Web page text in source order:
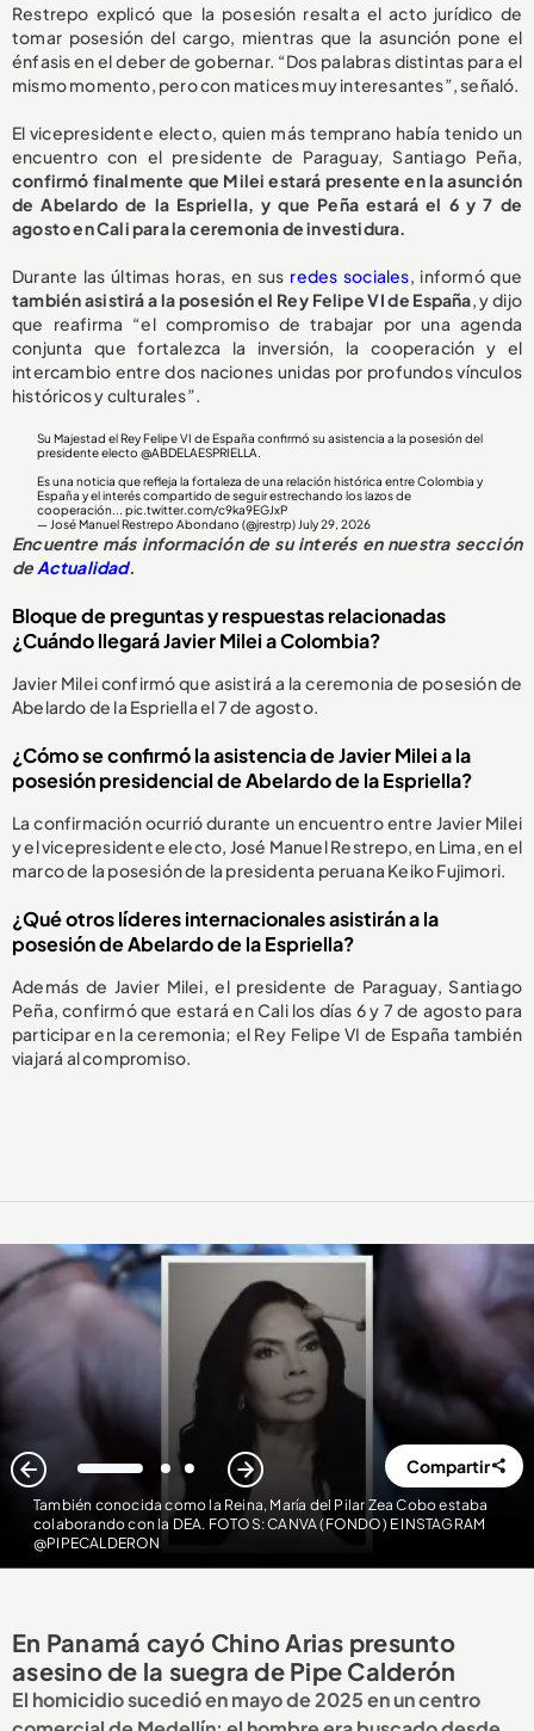
Restrepo explicó que la posesión resalta el acto jurídico de
tomar posesión del cargo, mientras que la asunción pone el
énfasis en el deber de gobernar. “Dos palabras distintas para el
mismo momento, pero con matices muy interesantes”, señaló.
El vicepresidente electo, quien más temprano había tenido un
encuentro con el presidente de Paraguay, Santiago Peña,
confirmó finalmente que Milei estará presente en la asunción
de Abelardo de la Espriella, y que Peña estará el 6 y 7 de
agosto en Cali para la ceremonia de investidura.
Durante las últimas horas, en sus redes sociales, informó que
también asistirá a la posesión el Rey Felipe VI de España, y dijo
que reafirma “el compromiso de trabajar por una agenda
conjunta que fortalezca la inversión, la cooperación y el
intercambio entre dos naciones unidas por profundos vínculos
históricos y culturales”.
Su Majestad el Rey Felipe VI de España confirmó su asistencia a la posesión del
presidente electo@ABDELAESPRIELLA
Es una noticia que refleja la fortaleza de una relación histórica entre Colombia y
España y el interés compartido de seguir estrechando los lazos de
cooperación...pic.twitter.com/c9ka9EGJxP
— José Manuel Restrepo Abondano (@jrestrp) July 29, 2026
Encuentre más información de su interés en nuestra sección
deActualidad.
Bloque de preguntas y respuestas relacionadas
¿Cuándo llegará Javier Milei a Colombia?
Javier Milei confirmó que asistirá a la ceremonia de posesión de
Abelardo de la Espriella el 7 de agosto.
¿Cómo se confirmó la asistencia de Javier Milei a la
posesión presidencial de Abelardo de la Espriella?
La confirmación ocurrió durante un encuentro entre Javier Milei
y el vicepresidente electo, José Manuel Restrepo, en Lima, en el
marco de la posesión de la presidenta peruana Keiko Fujimori.
¿Qué otros líderes internacionales asistirán a la
posesión de Abelardo de la Espriella?
Además de Javier Milei, el presidente de Paraguay, Santiago
Peña, confirmó que estará en Cali los días 6 y 7 de agosto para
participar en la ceremonia; el Rey Felipe VI de España también
viajará al compromiso.
También conocida como la Reina, María del Pilar Zea Cobo estaba
colaborando con la DEA. FOTOS: CANVA (FONDO) E INSTAGRAM
@PIPECALDERON
1 2 3 Compartir
En Panamá cayó Chino Arias presunto
asesino de la suegra de Pipe Calderón
El homicidio sucedió en mayo de 2025 en un centro